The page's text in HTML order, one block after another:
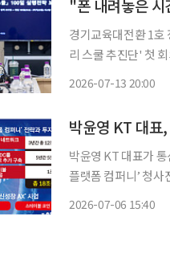
경기교육대전환 1호 정책이 실행
리 스쿨 추진단' 첫
2026-07-13 20:00
박윤영 KT 대
박윤영 KT 대표가
플랫폼 컴퍼니’ 청
2026-07-06 15:40